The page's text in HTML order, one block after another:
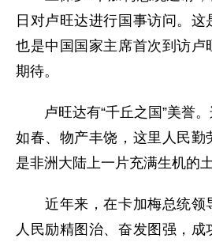
日对卢旺达进行国事访问。这
也是中国国家主席首次到访卢
期待。
卢旺达有“千丘之国”美誉。
如春、物产丰饶，这里人民勤
是非洲大陆上一片充满生机的土
近年来，在卡加梅总统领
人民励精图治、奋发图强，成